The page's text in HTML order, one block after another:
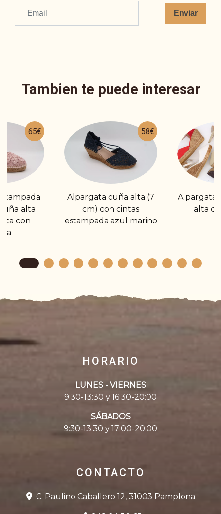
Enviar
Tambien te puede interesar
65€
alta
con
58€
Alpargata cuña alta (7
cm) con cintas
estampada azul marino
Alpargata
alta
HORARIO
LUNES - VIERNES
9:30-13:30 y 16:30-20:00
SÁBADOS
9:30-13:30 y 17:00-20:00
CONTACTO
C. Paulino Caballero 12, 31003 Pamplona